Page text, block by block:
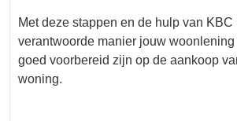
Met deze stappen en de hulp van KBC
verantwoorde manier jouw
goed voorbereid zijn op de aankoop
woning.